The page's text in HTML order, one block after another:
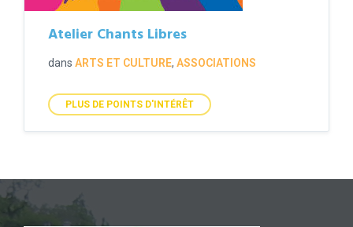
Atelier Chants Libres
dans ARTS ET CULTURE, ASSOCIATIONS
PLUS DE POINTS D'INTÉRÊT